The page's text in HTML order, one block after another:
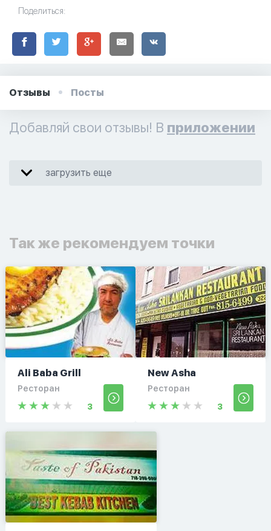
Поделиться:
Отзывы Посты
Добавляй свои отзывы! В приложении
загрузить еще
Так же рекомендуем точки
Ali Baba Grill
Ресторан
3
New Asha
Ресторан
3